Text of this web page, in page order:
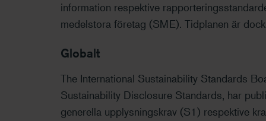
information respektive
medelstora företag (SME). Tidplanen är
Globalt
The International Sustainability Standards
Sustainability Disclosure Standards, har
generella upplysningskrav (S1) respektive